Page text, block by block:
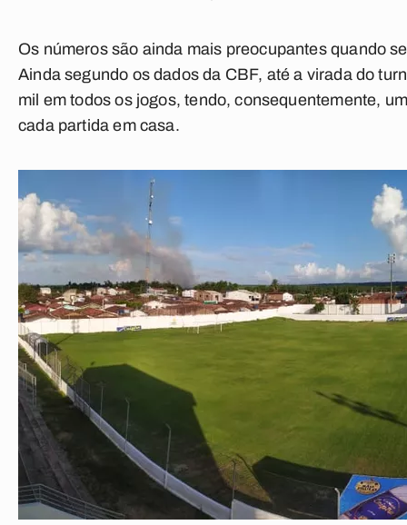
Os números são ainda mais preocupantes quando
Ainda segundo os dados da CBF, até a virada do turn
mil em todos os jogos, tendo, consequentemente,
cada partida em casa.